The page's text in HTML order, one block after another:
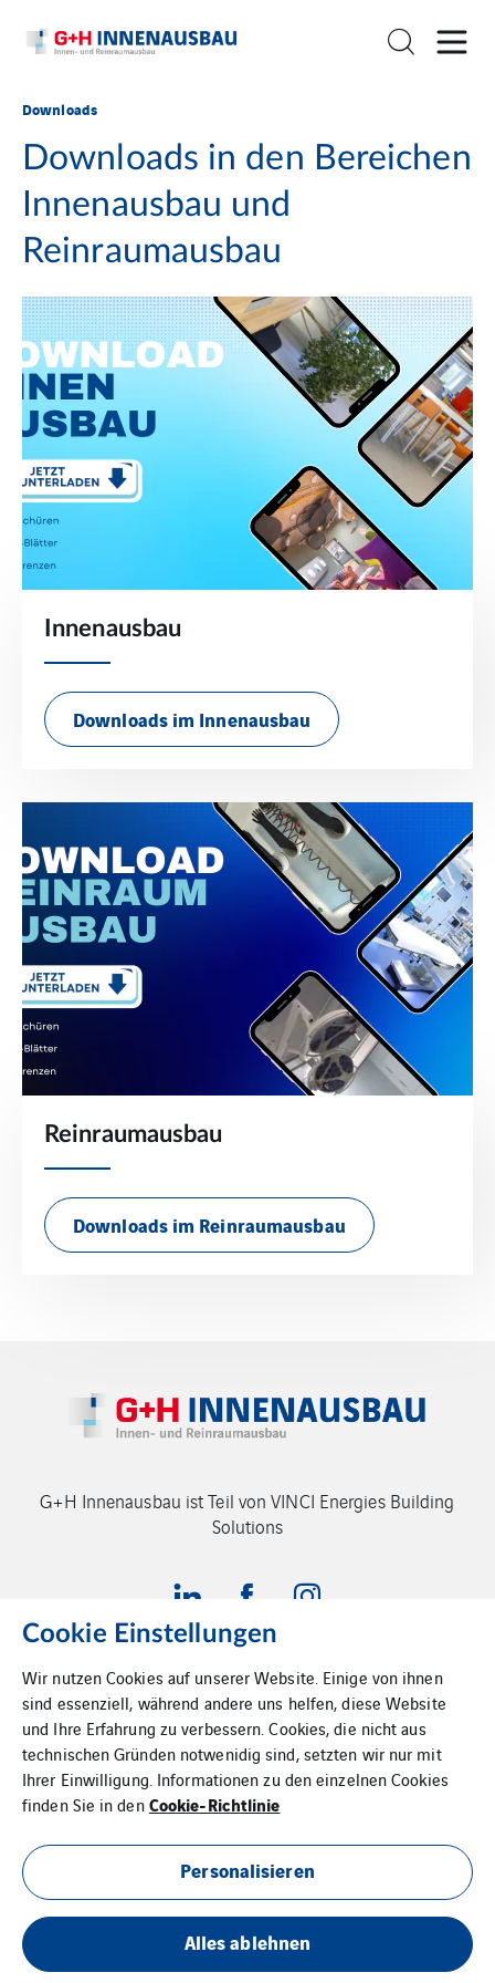
Downloads
Downloads in den Bereichen
Innenausbau und
Reinraumausbau
Innenausbau
Downloads im Innenausbau
Reinraumausbau
Downloads im Reinraumausbau
G+H Innenausbau ist Teil von VINCI Energies Building
Solutions
Impressum
Datenschutz
Cookies
Sitemap
AGBs
Innenausbau A bis Z
Cookie Einstellungen
Wir nutzen Cookies auf unserer Website. Einige von ihnen
sind essenziell, während andere uns helfen, diese Website
und Ihre Erfahrung zu verbessern. Cookies, die nicht aus
technischen Gründen notwenidig sind, setzten wir nur mit
Ihrer Einwilligung. Informationen zu den einzelnen Cookies
finden Sie in denCookie-Richtlinie
Personalisieren
Alles ablehnen